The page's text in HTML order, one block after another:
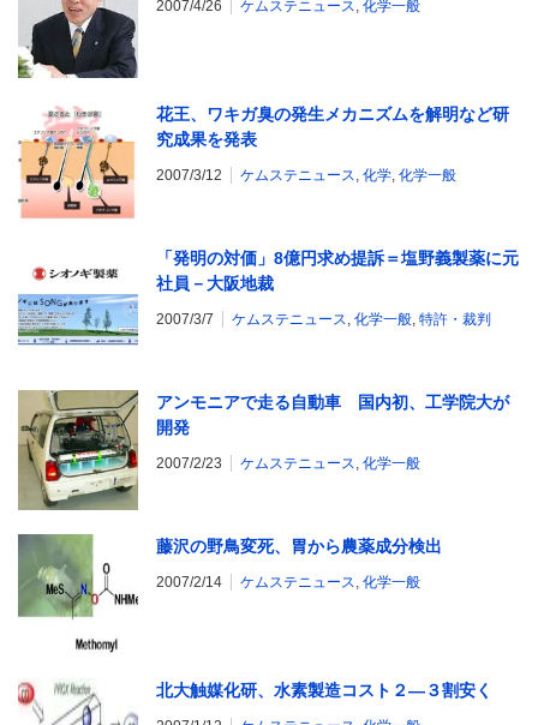
2007/4/26 ケムステニュース 化学一般
花王、ワキガ臭の発生メカニズムを解明など研
究成果を発表
2007/3/12 ケムステニュース 化学 化学一般
「発明の対価」8億円求め提訴＝塩野義製薬に元
社員－大阪地裁
2007/3/7 ケムステニュース 化学一般 特許・裁判
アンモニアで走る自動車 国内初、工学院大が
開発
2007/2/23 ケムステニュース 化学一般
藤沢の野鳥変死、胃から農薬成分検出
2007/2/14 ケムステニュース 化学一般
北大触媒化研、水素製造コスト２―３割安く